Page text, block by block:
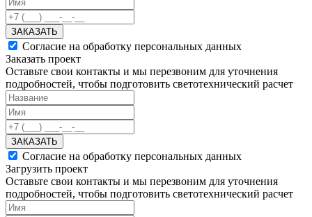
ЗАКАЗАТЬ
Согласие на обработку персональных данных
Заказать проект
Оставьте свои контакты и мы перезвоним для уточнения
подробностей, чтобы подготовить светотехнический расчет
ЗАКАЗАТЬ
Согласие на обработку персональных данных
Загрузить проект
Оставьте свои контакты и мы перезвоним для уточнения
подробностей, чтобы подготовить светотехнический расчет